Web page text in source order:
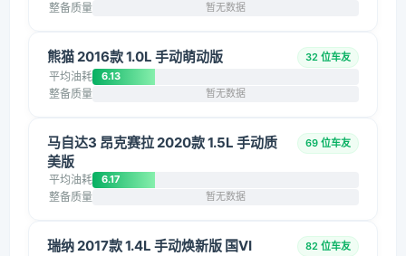
整备质量 暂无数据
熊猫 2016款 1.0L 手动萌动版 32 位车友
平均油耗 6.13
整备质量 暂无数据
马自达3 昂克赛拉 2020款 1.5L 手动质
美版
69 位车友
平均油耗 6.17
整备质量 暂无数据
瑞纳 2017款 1.4L 手动焕新版 国VI 82 位车友